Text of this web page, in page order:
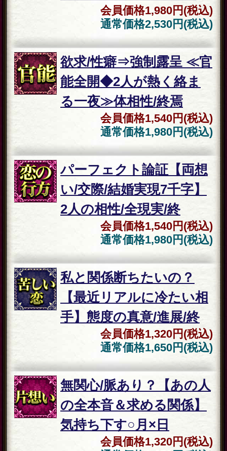
恋の行
方
パーフェクト論証【両想
い/交際/結婚実現7千字】
2人の相性/全現実/終
会員価格1,540円(税込)
通常価格1,980円(税込)
官能
欲求/性癖⇒強制露呈 ≪官
能全開◆2人が熱く絡ま
る一夜≫体相性/終焉
会員価格1,540円(税込)
1,980円(税込)
苦しい
恋
私と関係断ちたいの？
【最近リアルに冷たい相
手】態度の真意/進展/終
会員価格1,320円(税込)
通常価格1,650円(税込)